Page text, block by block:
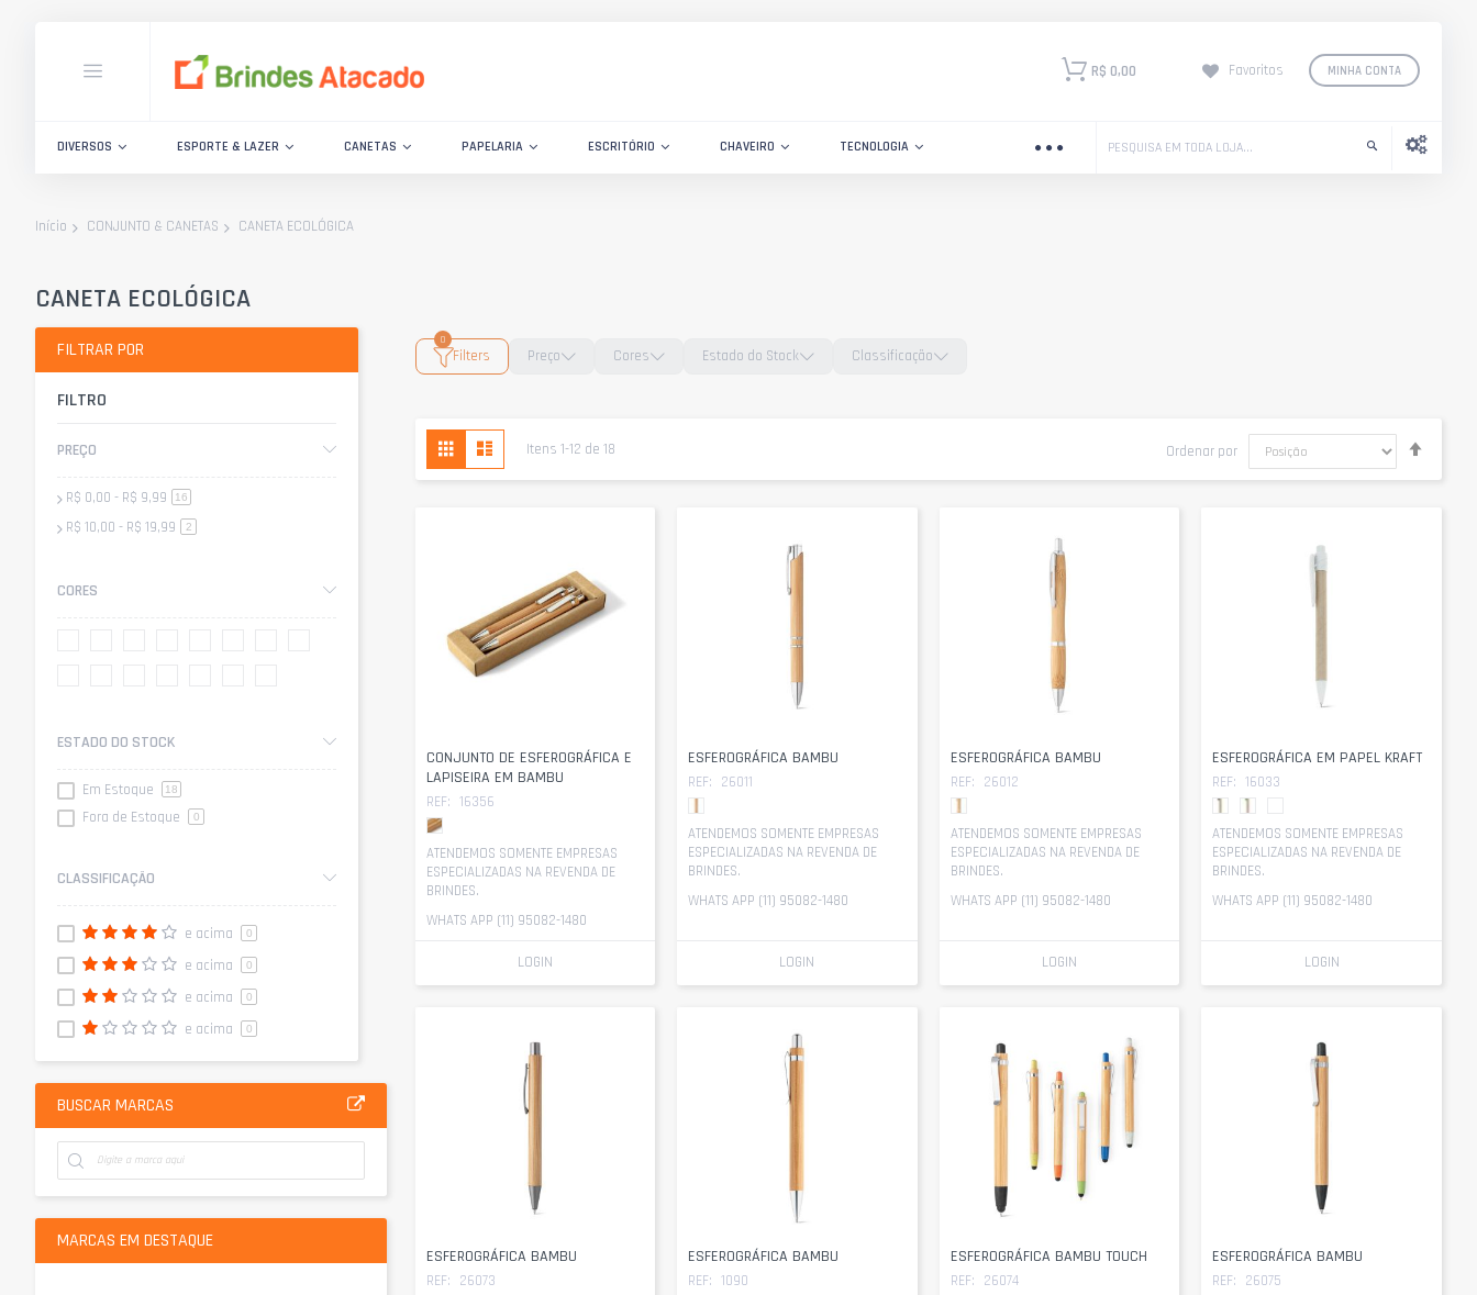
R$ 0,00 Favoritos MINHA CONTA
DIVERSOS ESPORTE & LAZER CANETAS PAPELARIA ESCRITÓRIO CHAVEIRO TECNOLOGIA
Início CONJUNTO & CANETAS CANETA ECOLÓGICA
CANETA ECOLÓGICA
Filters Preço Cores Estado do Stock Classificação
Ver
como
Grade Itens 1-12 de 18 Ordenar por
CONJUNTO DE ESFEROGRÁFICA E
LAPISEIRA EM BAMBU
REF: 16356
ATENDEMOS SOMENTE EMPRESAS
ESPECIALIZADAS NA REVENDA DE
BRINDES.
WHATS APP (11) 95082-1480
LOGIN
ESFEROGRÁFICA BAMBU
REF: 26011
ATENDEMOS SOMENTE EMPRESAS
ESPECIALIZADAS NA REVENDA DE
BRINDES.
WHATS APP (11) 95082-1480
LOGIN
ESFEROGRÁFICA BAMBU
REF: 26012
ATENDEMOS SOMENTE EMPRESAS
ESPECIALIZADAS NA REVENDA DE
BRINDES.
WHATS APP (11) 95082-1480
LOGIN
ESFEROGRÁFICA EM PAPEL KRAFT
REF: 16033
ATENDEMOS SOMENTE EMPRESAS
ESPECIALIZADAS NA REVENDA DE
BRINDES.
WHATS APP (11) 95082-1480
LOGIN
ESFEROGRÁFICA BAMBU
REF: 26073
ESFEROGRÁFICA BAMBU
REF: 1090
ESFEROGRÁFICA BAMBU TOUCH
REF: 26074
ESFEROGRÁFICA BAMBU
REF: 26075
FILTRAR POR
FILTRO
PREÇO
R$ 0,00 - R$ 9,99 16
R$ 10,00 - R$ 19,99 2artigo
CORES
ESTADO DO STOCK
Em Estoque 18
Fora de Estoque 0
CLASSIFICAÇÃO
e acima 0
e acima 0
e acima 0
e acima 0
BUSCAR MARCAS
MARCAS EM DESTAQUE